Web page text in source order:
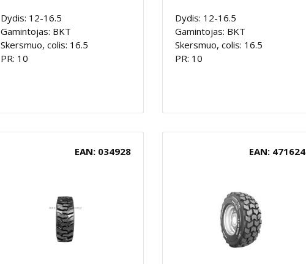
Dydis: 12-16.5
Gamintojas: BKT
Skersmuo, colis: 16.5
PR: 10
Dydis: 12-16.5
Gamintojas: BKT
Skersmuo, colis: 16.5
PR: 10
EAN: 034928 EAN: 471624